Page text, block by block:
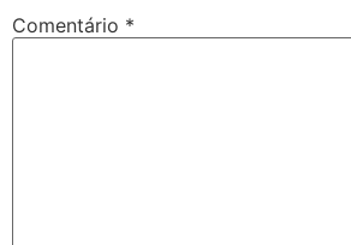
Comentário *